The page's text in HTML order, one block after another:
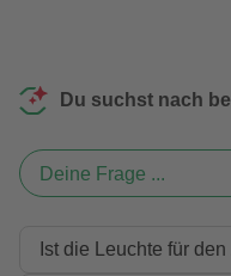
Du suchst nach
Deine Frage ...
Ist die Leuchte für